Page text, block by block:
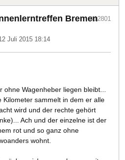
Bremen
Juli 2015 18:14
#12801
ohne Wagenheber liegen bleibt...
Kilometer sammelt in dem er alle
wird und der rechte gehört
Ach und der einzelne ist der
rot und so ganz ohne
wohnt.